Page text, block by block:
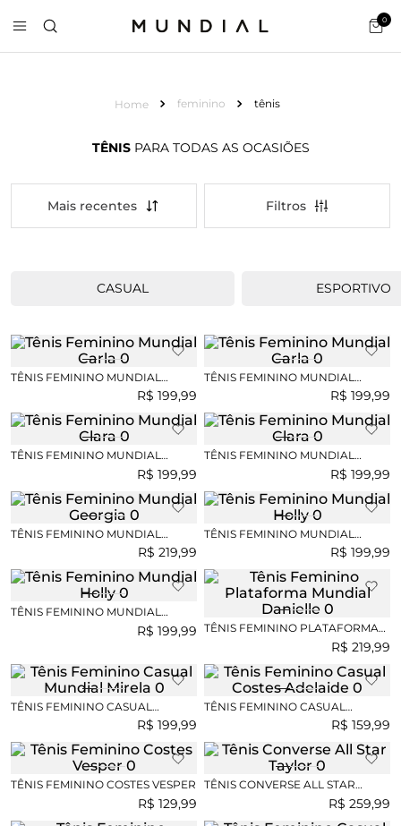
0
feminino tênis
TÊNIS PARA TODAS AS OCASIÕES
Mais recentes
CASUAL ESPORTIVO
TÊNIS FEMININO MUNDIAL
R$ 199,99
TÊNIS FEMININO MUNDIAL
R$ 199,99
TÊNIS FEMININO MUNDIAL
R$ 199,99
TÊNIS FEMININO MUNDIAL
R$ 199,99
TÊNIS FEMININO MUNDIAL
R$ 219,99
TÊNIS FEMININO MUNDIAL
R$ 199,99
TÊNIS FEMININO MUNDIAL
R$ 199,99 TÊNIS FEMININO PLATAFORMA
R$ 219,99
TÊNIS FEMININO CASUAL
R$ 199,99
TÊNIS FEMININO CASUAL
R$ 159,99
TÊNIS FEMININO COSTES VESPER
R$ 129,99
TÊNIS CONVERSE ALL STAR
R$ 259,99